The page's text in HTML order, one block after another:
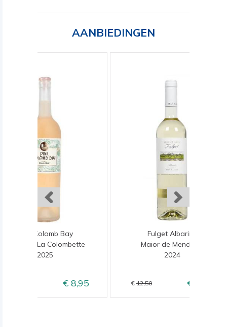
AANBIEDINGEN
Pink Colomb Bay
Domaine La Colombette
2025
8,95
Fulget Albarino
Maior de Mendoza
2024
12,50